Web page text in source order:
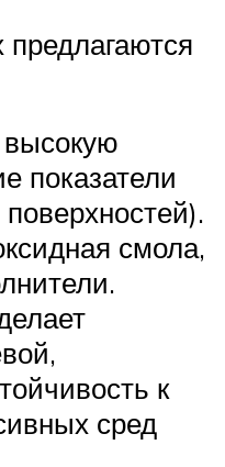
показатели
смола,
к
сред